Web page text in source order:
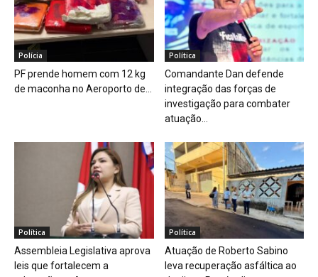
Polícia
PF prende homem com 12 kg
de maconha no Aeroporto de...
Política
Comandante Dan defende
integração das forças de
investigação para combater
atuação...
Política
Assembleia Legislativa aprova
leis que fortalecem a
Política
Atuação de Roberto Sabino
leva recuperação asfáltica ao